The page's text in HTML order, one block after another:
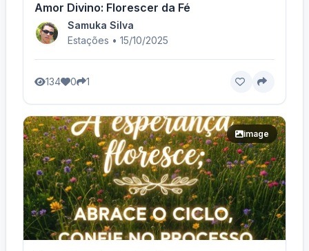
Amor Divino: Florescer da Fé
Samuka Silva
Estações • 15/10/2025
134 0 1
image